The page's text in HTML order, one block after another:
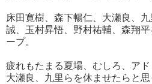
床田寛樹、森下暢仁、大瀬良、
誠、玉村昇悟、野村祐輔、森翔
ープ。
疲れもたまる夏場、むしろ、アド
大瀬良、九里らを休ませたらと思